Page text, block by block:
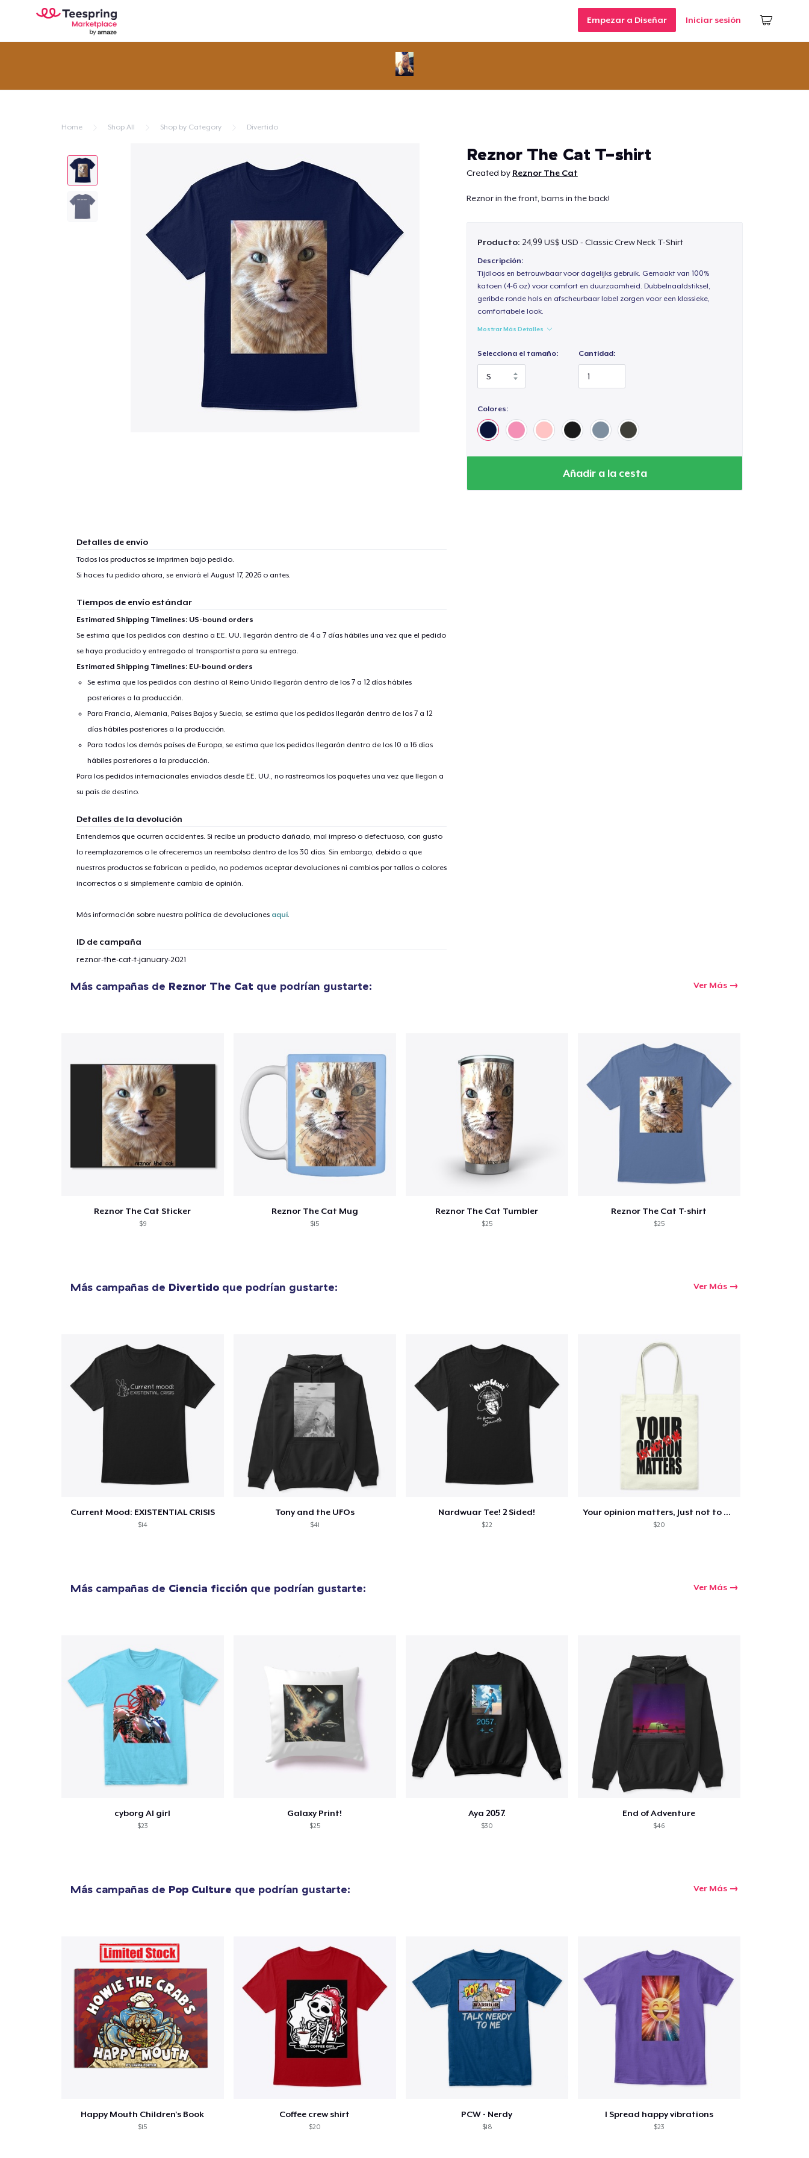
Empezar a Diseñar Iniciar sesión
Home Shop All Shop by Category Divertido
Reznor The Cat T-shirt
Created by Reznor The Cat
Reznor in the front, bams in the back!
Producto: 24,99 US$ USD - Classic Crew Neck T-Shirt
Descripción:
Tijdloos en betrouwbaar voor dagelijks gebruik. Gemaakt van 100%
katoen (4-6 oz) voor comfort en duurzaamheid. Dubbelnaaldstiksel,
geribde ronde hals en afscheurbaar label zorgen voor een klassieke,
comfortabele look.
Mostrar Más Detalles
Selecciona el tamaño: Cantidad:
Colores:
Añadir a la cesta
Detalles de envío
Todos los productos se imprimen bajo pedido.
Si haces tu pedido ahora, se enviará el August 17, 2026o antes.
Tiempos de envío estándar
Estimated Shipping Timelines: US-bound orders
Se estima que los pedidos con destino a EE. UU. llegarán dentro de 4 a 7 días hábiles una vez que el pedido
se haya producido y entregado al transportista para su entrega.
Estimated Shipping Timelines: EU-bound orders
Se estima que los pedidos con destino al Reino Unido llegarán dentro de los 7 a 12 días hábiles
posteriores a la producción.
Para Francia, Alemania, Países Bajos y Suecia, se estima que los pedidos llegarán dentro de los 7 a 12
días hábiles posteriores a la producción.
Para todos los demás países de Europa, se estima que los pedidos llegarán dentro de los 10 a 16 días
hábiles posteriores a la producción.
Para los pedidos internacionales enviados desde EE. UU., no rastreamos los paquetes una vez que llegan a
su país de destino.
Detalles de la devolución
Entendemos que ocurren accidentes. Si recibe un producto dañado, mal impreso o defectuoso, con gusto
lo reemplazaremos o le ofreceremos un reembolso dentro de los 30 días. Sin embargo, debido a que
nuestros productos se fabrican a pedido, no podemos aceptar devoluciones ni cambios por tallas o colores
incorrectos o si simplemente cambia de opinión.
Más información sobre nuestra política de devoluciones aquí.
ID de campaña
reznor-the-cat-t-january-2021
Más campañas de Reznor The Cat que podrían gustarte: Ver Más
Reznor The Cat Sticker
$9
Reznor The Cat Mug
$15
Reznor The Cat Tumbler
$25
Reznor The Cat T-shirt
$25
Más campañas de Divertido que podrían gustarte: Ver Más
Current Mood: EXISTENTIAL CRISIS
$14
Tony and the UFOs
$41
Nardwuar Tee! 2 Sided!
$22
Your opinion matters, Just not to me!
$20
Más campañas de Ciencia ficción que podrían gustarte: Ver Más
cyborg AI girl
$23
Galaxy Print!
$25
Aya 2057.
$30
End of Adventure
$46
Más campañas de Pop Culture que podrían gustarte: Ver Más
Happy Mouth Children's Book
$15
Coffee crew shirt
$20
PCW - Nerdy
$18
I Spread happy vibrations
$23
Finalizar y pagar pedido Seguir comprando